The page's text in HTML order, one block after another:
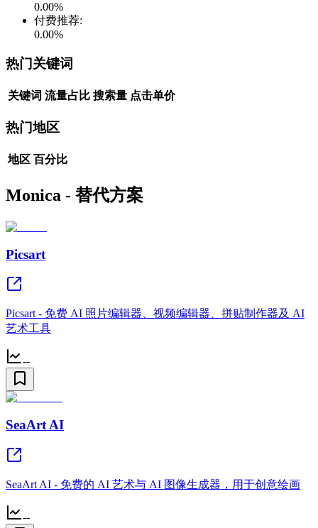
0.00%
付费推荐:
0.00%
热门关键词
关键词 流量占比 搜索量 点击单价
热门地区
地区 百分比
Monica - 替代方案
Picsart
Picsart - 免费 AI 照片编辑器、视频编辑器、拼贴制作器及 AI
艺术工具
--
SeaArt AI
SeaArt AI - 免费的 AI 艺术与 AI 图像生成器，用于创意绘画
--